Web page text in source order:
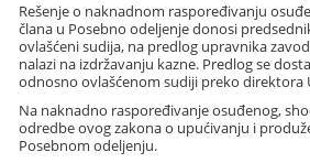
Rešenje o naknadnom raspoređivanju
člana u Posebno odeljenje donosi
ovlašćeni sudija, na predlog upravnika
nalazi na izdržavanju kazne. Predlog se
odnosno ovlašćenom sudiji preko direktora
Na naknadno raspoređivanje osuđenog,
odredbe ovog zakona o upućivanju i
Posebnom odeljenju.